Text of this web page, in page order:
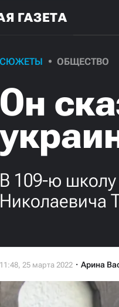
ГАЗЕТА
СЮЖЕТЫ ОБЩЕСТВО
Он
В 109-ю школу
Николаевича
Арина